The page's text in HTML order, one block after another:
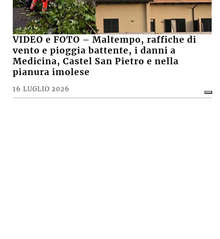
VIDEO e FOTO – Maltempo, raffiche di
vento e pioggia battente, i danni a
Medicina, Castel San Pietro e nella
pianura imolese
16 LUGLIO 2026